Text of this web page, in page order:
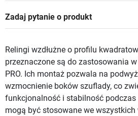
Zadaj pytanie o produkt
Relingi wzdłużne o profilu
przeznaczone są do zastosowania
PRO. Ich montaż pozwala na
wzmocnienie boków szuflady, co
funkcjonalność i stabilność
mogą być stosowane we